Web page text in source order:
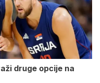
druge opcije na